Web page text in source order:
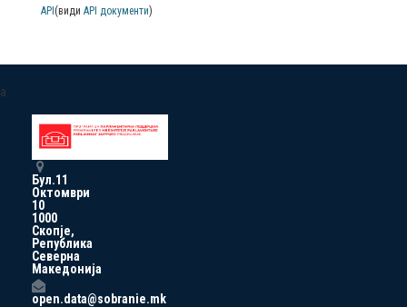
API (види API документи)
a
Бул.11
Октомври
10
1000
Скопје,
Република
Северна
Македонија
open.data@sobranie.mk